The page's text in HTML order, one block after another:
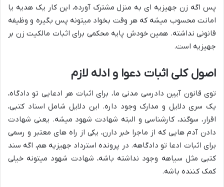
پس اگه زن جهیزیه ای به منزل مشترک آورده، این کار یک هدیه یا
امانت محسوب میشه که هر وقت بخواد میتونه پس بگیره و وظیفه
قانونی نداشته. همین خودش پایه محکمی برای اثبات مالکیت زن بر
جهیزیه است.
اصول کلی اثبات دعوا و ادله لازم
توی قانون آیین دادرسی مدنی ما، برای اثبات هر ادعایی تو دادگاه،
یک سری دلایل و مدارک وجود داره. این دلایل شامل اسناد کتبی،
اقرار، سوگند، کارشناسی و البته شهادت شهود میشه. یعنی شهادت
دادن آدم هایی که از ماجرا خبر دارن، یکی از راه های معتبر و رسمی
برای اثبات ادعا تو دادگاهه. در پرونده استرداد جهیزیه هم، اگه سند
کتبی مثل سیاهه وجود نداشته باشه، شهادت شهود میتونه خیلی
کمک کننده باشه.